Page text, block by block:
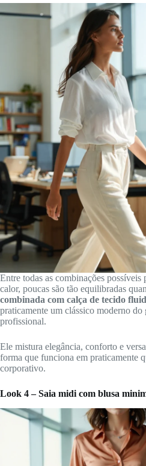
Entre todas as combinações possíveis
calor, poucas são tão equilibradas
combinada com calça de tecido
praticamente um clássico moderno do
profissional.
Ele mistura elegância, conforto e
forma que funciona em praticamente
corporativo.
Look 4 – Saia midi com blusa